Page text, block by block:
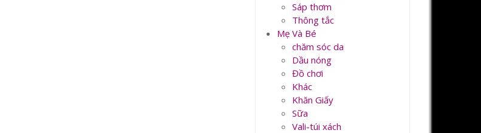
Sáp thơm
Thông tắc
Mẹ Và Bé
chăm sóc da
Dầu nóng
Đồ chơi
Khác
Khăn Giấy
Sữa
Vali-túi xách